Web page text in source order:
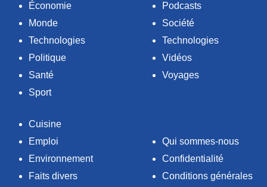
Économie
Monde
Technologies
Politique
Santé
Sport
Podcasts
Société
Technologies
Vidéos
Voyages
Cuisine
Emploi
Environnement
Faits divers
Qui sommes-nous
Confidentialité
Conditions générales